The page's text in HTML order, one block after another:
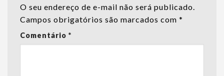
O seu endereço de e-mail não será publicado.
Campos obrigatórios são marcados com *
Comentário *